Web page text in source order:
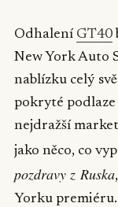
Odhalení GT40
New York Auto
nablízku celý
pokryté podlaze
nejdražší
jako něco, co
pozdravy z Ruska
Yorku